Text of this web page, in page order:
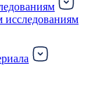
исследованиям